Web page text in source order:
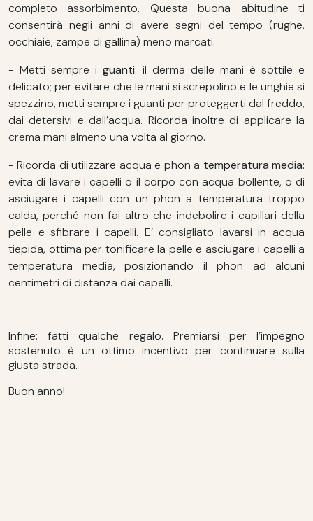
completo assorbimento. Questa buona abitudine ti
consentirà negli anni di avere segni del tempo (rughe,
occhiaie, zampe di gallina) meno marcati.
- Metti sempre i guanti: il derma delle mani è sottile e
delicato; per evitare che le mani si screpolino e le unghie si
spezzino, metti sempre i guanti per proteggerti dal freddo,
dai detersivi e dall’acqua. Ricorda inoltre di applicare la
crema mani almeno una volta al giorno.
- Ricorda di utilizzare acqua e phon a temperatura media:
evita di lavare i capelli o il corpo con acqua bollente, o di
asciugare i capelli con un phon a temperatura troppo
calda, perché non fai altro che indebolire i capillari della
pelle e sfibrare i capelli. E’ consigliato lavarsi in acqua
tiepida, ottima per tonificare la pelle e asciugare i capelli a
temperatura media, posizionando il phon ad alcuni
centimetri di distanza dai capelli.
Infine: fatti qualche regalo. Premiarsi per l’impegno
sostenuto è un ottimo incentivo per continuare sulla
giusta strada.
Buon anno!